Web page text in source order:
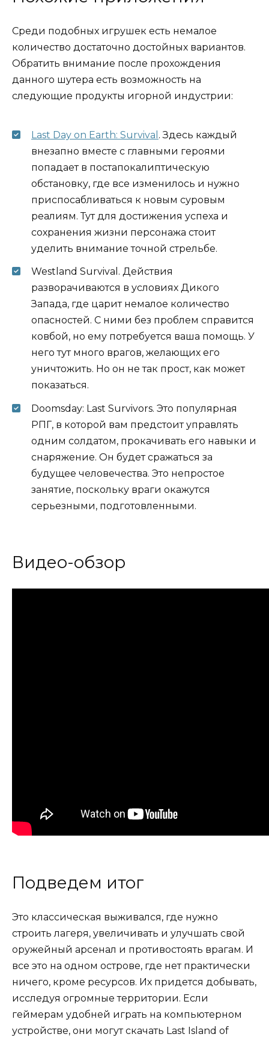
Среди подобных игрушек есть немалое
количество достаточно достойных вариантов.
Обратить внимание после прохождения
данного шутера есть возможность на
следующие продукты игорной индустрии:
Last Day on Earth: Survival . Здесь каждый
внезапно вместе с главными героями
попадает в постапокалиптическую
обстановку, где все изменилось и нужно
приспосабливаться к новым суровым
реалиям. Тут для достижения успеха и
сохранения жизни персонажа стоит
уделить внимание точной стрельбе.
Westland Survival. Действия
разворачиваются в условиях Дикого
Запада, где царит немалое количество
опасностей. С ними без проблем справится
ковбой, но ему потребуется ваша помощь. У
него тут много врагов, желающих его
уничтожить. Но он не так прост, как может
показаться.
Doomsday: Last Survivors. Это популярная
РПГ, в которой вам предстоит управлять
одним солдатом, прокачивать его навыки и
снаряжение. Он будет сражаться за
будущее человечества. Это непростое
занятие, поскольку враги окажутся
серьезными, подготовленными.
Видео-обзор
Подведем итог
Это классическая выживался, где нужно
строить лагеря, увеличивать и улучшать свой
оружейный арсенал и противостоять врагам. И
все это на одном острове, где нет практически
ничего, кроме ресурсов. Их придется добывать,
исследуя огромные территории. Если
геймерам удобней играть на компьютерном
устройстве, они могут скачать Last Island of